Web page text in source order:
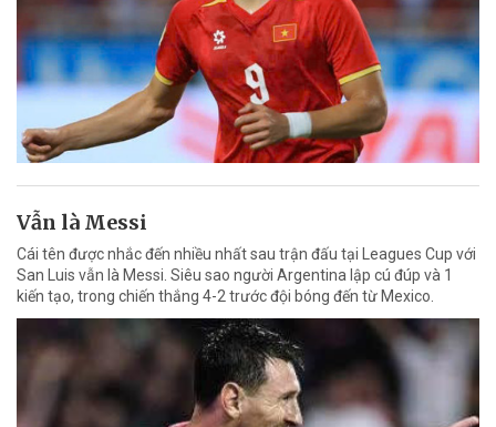
Vẫn là Messi
Cái tên được nhắc đến nhiều nhất sau trận đấu tại Leagues Cup với
San Luis vẫn là Messi. Siêu sao người Argentina lập cú đúp và 1
kiến tạo, trong chiến thắng 4-2 trước đội bóng đến từ Mexico.